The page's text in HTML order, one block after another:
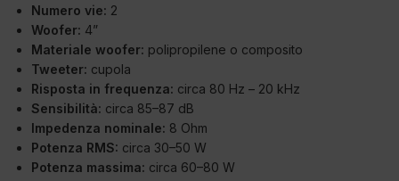
Numero vie: 2
Woofer: 4”
Materiale woofer: polipropilene o composito
Tweeter: cupola
Risposta in frequenza: circa 80 Hz – 20 kHz
Sensibilità: circa 85–87 dB
Impedenza nominale: 8 Ohm
Potenza RMS: circa 30–50 W
Potenza massima: circa 60–80 W